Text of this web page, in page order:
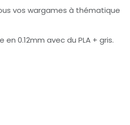
vos wargames à thématique
0.12mm avec du PLA + gris.